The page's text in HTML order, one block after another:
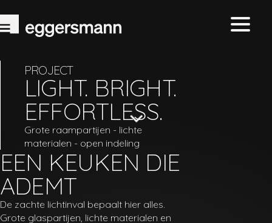
PROJECT
LIGHT. BRIGHT.
EFFORTLESS.
Grote raampartijen - lichte
materialen - open indeling
EEN KEUKEN DIE
ADEMT
De zachte lichtinval bepaalt hier alles.
Grote glaspartijen, lichte materialen en